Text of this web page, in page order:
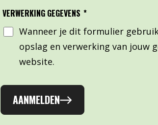
VERWERKING GEGEVENS *
Wanneer je dit formulier
opslag en verwerking van jouw
website.
AANMELDEN